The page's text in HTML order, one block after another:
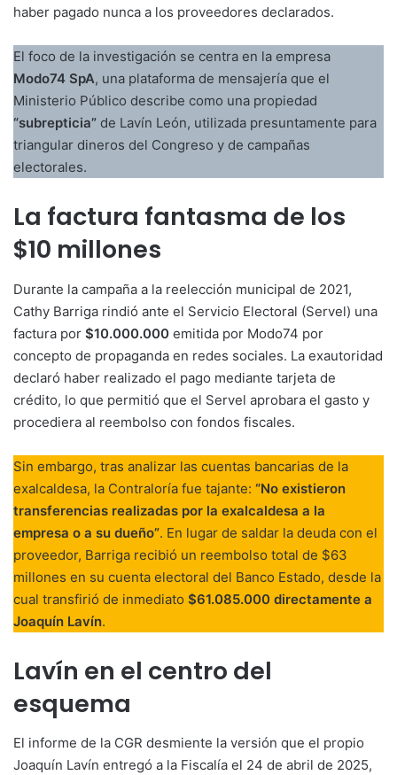
haber pagado nunca a los proveedores declarados.
El foco de la investigación se centra en la empresa
Modo74 SpA, una plataforma de mensajería que el
Ministerio Público describe como una propiedad
“subrepticia” de Lavín León, utilizada presuntamente para
triangular dineros del Congreso y de campañas
electorales.
La factura fantasma de los
$10 millones
Durante la campaña a la reelección municipal de 2021,
Cathy Barriga rindió ante el Servicio Electoral (Servel) una
factura por $10.000.000 emitida por Modo74 por
concepto de propaganda en redes sociales. La exautoridad
declaró haber realizado el pago mediante tarjeta de
crédito, lo que permitió que el Servel aprobara el gasto y
procediera al reembolso con fondos fiscales.
Sin embargo, tras analizar las cuentas bancarias de la
exalcaldesa, la Contraloría fue tajante: “No existieron
transferencias realizadas por la exalcaldesa a la
empresa o a su dueño”. En lugar de saldar la deuda con el
proveedor, Barriga recibió un reembolso total de $63
millones en su cuenta electoral del Banco Estado, desde la
cual transfirió de inmediato $61.085.000 directamente a
Joaquín Lavín.
Lavín en el centro del
esquema
El informe de la CGR desmiente la versión que el propio
Joaquín Lavín entregó a la Fiscalía el 24 de abril de 2025,